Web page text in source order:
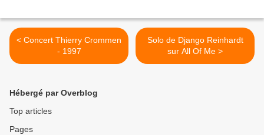
< Concert Thierry Crommen
- 1997
Solo de Django Reinhardt
sur All Of Me >
Hébergé par Overblog
Top articles
Pages